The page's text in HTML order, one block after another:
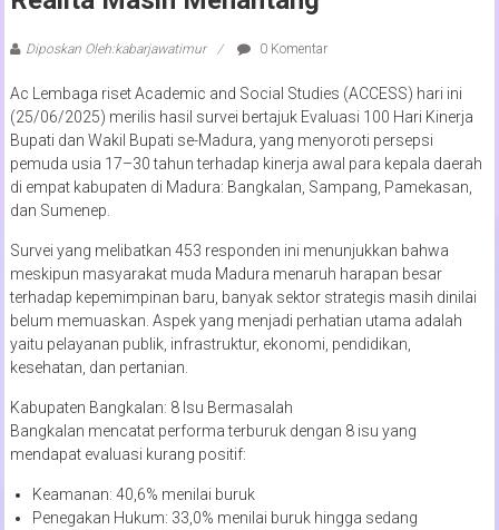
Diposkan Oleh:kabarjawatimur 0 Komentar
Ac Lembaga riset Academic and Social Studies (ACCESS) hari ini
(25/06/2025) merilis hasil survei bertajuk Evaluasi 100 Hari Kinerja
Bupati dan Wakil Bupati se-Madura, yang menyoroti persepsi
pemuda usia 17–30 tahun terhadap kinerja awal para kepala daerah
di empat kabupaten di Madura: Bangkalan, Sampang, Pamekasan,
dan Sumenep.
Survei yang melibatkan 453 responden ini menunjukkan bahwa
meskipun masyarakat muda Madura menaruh harapan besar
terhadap kepemimpinan baru, banyak sektor strategis masih dinilai
belum memuaskan. Aspek yang menjadi perhatian utama adalah
yaitu pelayanan publik, infrastruktur, ekonomi, pendidikan,
kesehatan, dan pertanian.
Kabupaten Bangkalan: 8 Isu Bermasalah
Bangkalan mencatat performa terburuk dengan 8 isu yang
mendapat evaluasi kurang positif:
Keamanan: 40,6% menilai buruk
Penegakan Hukum: 33,0% menilai buruk hingga sedang